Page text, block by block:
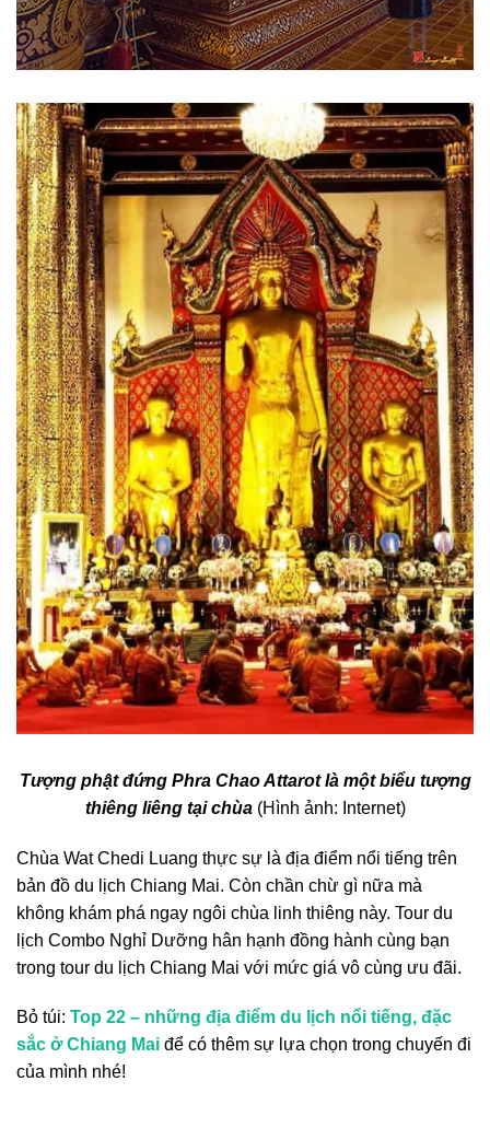
Tượng phật đứng Phra Chao Attarot là một biểu tượng
thiêng liêng tại chùa(Hình ảnh: Internet)
Chùa Wat Chedi Luang thực sự là địa điểm nổi tiếng trên
bản đồ du lịch Chiang Mai. Còn chần chừ gì nữa mà
không khám phá ngay ngôi chùa linh thiêng này. Tour du
lịch Combo Nghỉ Dưỡng hân hạnh đồng hành cùng bạn
trong tour du lịch Chiang Mai với mức giá vô cùng ưu đãi.
Bỏ túi: Top 22 – những địa điểm du lịch nổi tiếng, đặc
sắc ở Chiang Mai để có thêm sự lựa chọn trong chuyến đi
của mình nhé!